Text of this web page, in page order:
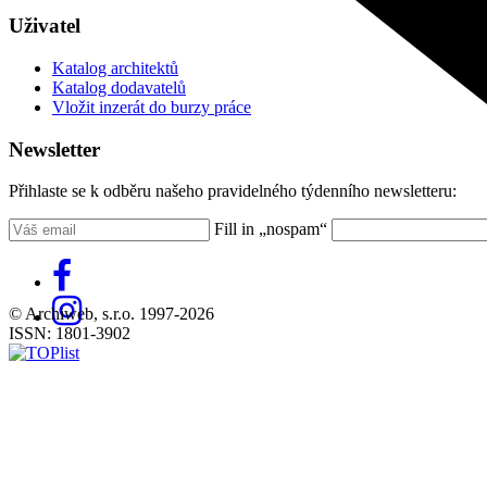
Uživatel
Katalog architektů
Katalog dodavatelů
Vložit inzerát do burzy práce
Newsletter
Přihlaste se k odběru našeho pravidelného týdenního newsletteru:
Fill in „nospam“
© Archiweb, s.r.o. 1997-2026
ISSN: 1801-3902